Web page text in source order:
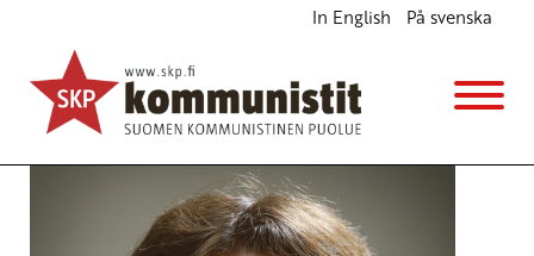
In English På svenska
Barrikaadeille NATOa vastaan
Ajankohtaista
7.5.2015 - 10:06
SKP